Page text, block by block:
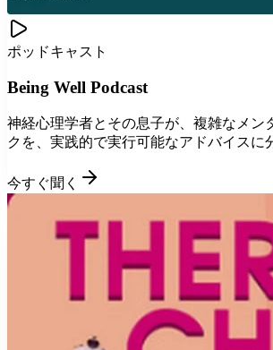
ポッドキャスト
Being Well Podcast
神経心理学者とその息子が、複雑なメン
クを、実践的で実行可能なアドバイスに
今すぐ聞く